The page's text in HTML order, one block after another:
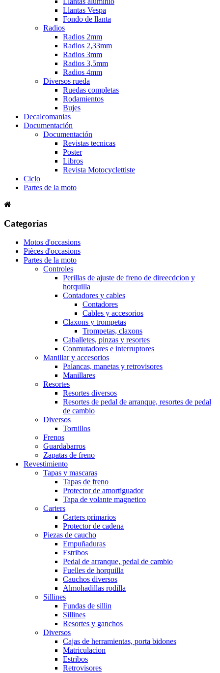
Llantas Vespa
Fondo de llanta
Radios
Radios 2mm
Radios 2,33mm
Radios 3mm
Radios 3,5mm
Radios 4mm
Diversos rueda
Ruedas completas
Rodamientos
Bujes
Decalcomanias
Documentación
Documentación
Revistas tecnicas
Poster
Libros
Revista Motocyclettiste
Ciclo
Partes de la moto
Categorías
Motos d'occasions
Pièces d'occasions
Partes de la moto
Controles
Perillas de ajuste de freno de direecdcion y
horquilla
Contadores y cables
Contadores
Cables y accesorios
Claxons y trompetas
Trompetas, claxons
Caballetes, pinzas y resortes
Conmutadores e interruptores
Manillar y accesorios
Palancas, manetas y retrovisores
Manillares
Resortes
Resortes diversos
Resortes de pedal de arranque, resortes de pedal
de cambio
Diversos
Tornillos
Frenos
Guardabarros
Zapatas de freno
Revestimiento
Tapas y mascaras
Tapas de freno
Protector de amortiguador
Tapa de volante magnetico
Carters
Carters primarios
Protector de cadena
Piezas de caucho
Empuñaduras
Estribos
Pedal de arranque, pedal de cambio
Fuelles de horquilla
Cauchos diversos
Almohadillas rodilla
Sillines
Fundas de sillin
Sillines
Resortes y ganchos
Diversos
Cajas de herramientas, porta bidones
Matriculacion
Estribos
Retrovisores